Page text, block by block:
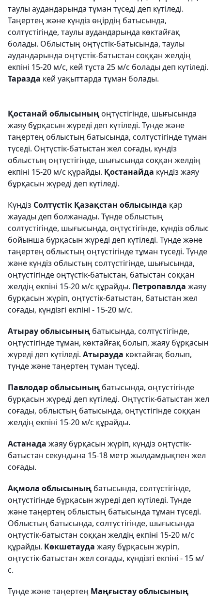
таулы аудандарында тұман түседі деп күтіледі.
Таңертең және күндіз өңірдің батысында,
солтүстігінде, таулы аудандарында көктайғақ
болады. Облыстың оңтүстік-батысында, таулы
аудандарында оңтүстік-батыстан соққан желдің
екпіні 15-20 м/с, кей тұста 25 м/с болады деп күтіледі.
Таразда кей уақыттарда тұман болады.
Қостанай облысыныңоңтүстігінде, шығысында
жаяу бұрқасын жүреді деп күтіледі. Түнде және
таңертең облыстың батысында, солтүстігінде тұман
түседі. Оңтүстік-батыстан жел соғады, күндіз
облыстың оңтүстігінде, шығысында соққан желдің
екпіні 15-20 м/с құрайды. Қостанайда күндіз жаяу
бұрқасын жүреді деп күтіледі.
Күндіз Солтүстік Қазақстан облысында қар
жауады деп болжанады. Түнде облыстың
солтүстігінде, шығысында, оңтүстігінде, күндіз облыс
бойынша бұрқасын жүреді деп күтіледі. Түнде және
таңертең облыстың оңтүстігінде тұман түседі. Түнде
және күндіз облыстың солтүстігінде, шығысында,
оңтүстігінде оңтүстік-батыстан, батыстан соққан
желдің екпіні 15-20 м/с құрайды. Петропавлда жаяу
бұрқасын жүріп, оңтүстік-батыстан, батыстан жел
соғады, күндізгі екпіні - 15-20 м/с.
Атырау облысының батысында, солтүстігінде,
оңтүстігінде тұман, көктайғақ болып, жаяу бұрқасын
жүреді деп күтіледі. Атырауда көктайғақ болып,
түнде және таңертең тұман түседі.
Павлодар облысының батысында, оңтүстігінде
бұрқасын жүреді деп күтіледі. Оңтүстік-батыстан жел
соғады, облыстың батысында, оңтүстігінде соққан
желдің екпіні 15-20 м/с құрайды.
Астанада жаяу бұрқасын жүріп, күндіз оңтүстік-
батыстан секундына 15-18 метр жылдамдықпен жел
соғады.
Ақмола облысының батысында, солтүстігінде,
оңтүстігінде бұрқасын жүреді деп күтіледі. Түнде
және таңертең облыстың батысында тұман түседі.
Облыстың батысында, солтүстігінде, шығысында
оңтүстік-батыстан соққан желдің екпіні 15-20 м/с
құрайды. Көкшетауда жаяу бұрқасын жүріп,
оңтүстік-батыстан жел соғады, күндізгі екпіні - 15 м/
с.
Түнде және таңертең Маңғыстау облысының